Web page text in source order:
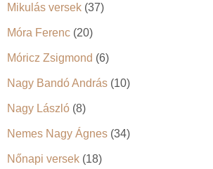
Mikulás versek (37)
Móra Ferenc (20)
Móricz Zsigmond (6)
Nagy Bandó András (10)
Nagy László (8)
Nemes Nagy Ágnes (34)
Nőnapi versek (18)